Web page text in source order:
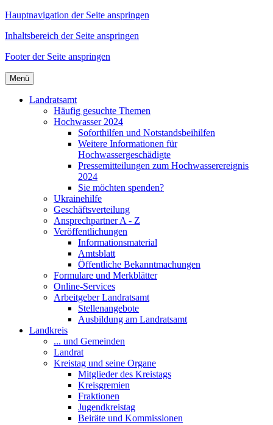
Hauptnavigation der Seite anspringen
Inhaltsbereich der Seite anspringen
Footer der Seite anspringen
Menü
Landratsamt
Häufig gesuchte Themen
Hochwasser 2024
Soforthilfen und Notstandsbeihilfen
Weitere Informationen für
Hochwassergeschädigte
Pressemitteilungen zum Hochwasserereignis
2024
Sie möchten spenden?
Ukrainehilfe
Geschäftsverteilung
Ansprechpartner A - Z
Veröffentlichungen
Informationsmaterial
Amtsblatt
Öffentliche Bekanntmachungen
Formulare und Merkblätter
Online-Services
Arbeitgeber Landratsamt
Stellenangebote
Ausbildung am Landratsamt
Landkreis
... und Gemeinden
Landrat
Kreistag und seine Organe
Mitglieder des Kreistags
Kreisgremien
Fraktionen
Jugendkreistag
Beiräte und Kommissionen